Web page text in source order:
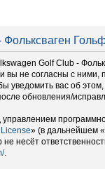
Golf Club -
не согласны с ними,
уведомить вас об
обновления/
» (в дальнейшем
несёт
.